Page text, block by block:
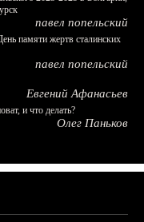
павел попельский
памяти жертв сталинских
павел попельский
Евгений Афанасьев
и что делать?
Олег Паньков